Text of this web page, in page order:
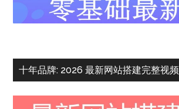
十年品牌: 2026 最新网站搭建完整视